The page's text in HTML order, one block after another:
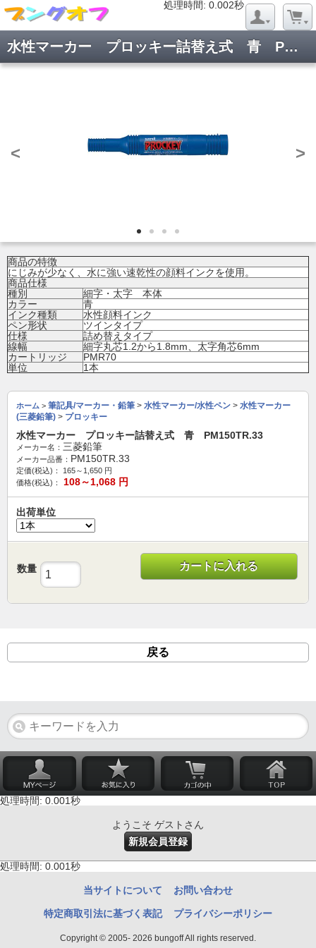
処理時間: 0.002秒
水性マーカー プロッキー詰替え式 青 PM150TR.33
< >
商品の特徴
にじみが少なく、水に強い速乾性の顔料インクを使用。
商品仕様
種別
細字・太字 本体
カラー
青
インク種類
水性顔料インク
ペン形状
ツインタイプ
仕様
詰め替えタイプ
線幅
細字丸芯1.2から1.8mm、太字角芯6mm
カートリッジ
PMR70
単位
1本
ホーム > 筆記具/マーカー・鉛筆 > 水性マーカー/水性ペン > 水性マーカー
(三菱鉛筆) > プロッキー
水性マーカー プロッキー詰替え式 青 PM150TR.33
メーカー名： 三菱鉛筆
メーカー品番： PM150TR.33
定価(税込)： 165～1,650 円
価格(税込)：
108～1,068 円
出荷単位
数量 カートに入れる
戻る
処理時間: 0.001秒
ようこそ ゲストさん
新規会員登録
処理時間: 0.001秒
当サイトについて お問い合わせ
特定商取引法に基づく表記 プライバシーポリシー
Copyright © 2005- 2026 bungoff All rights reserved.
処理時間: 0.021秒